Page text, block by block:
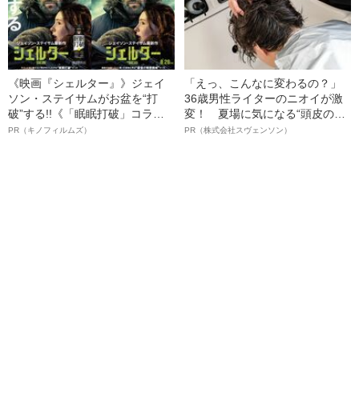
《映画『シェルター』》ジェイ
ソン・ステイサムがお盆を“打
破”する!!《「眠眠打破」コラ
ボ》
PR（キノフィルムズ）
「えっ、こんなに変わるの？」
36歳男性ライターのニオイが激
変！ 夏場に気になる“頭皮のニ
オイ”や“ベタつき”を解消す
PR（株式会社スヴェンソン）